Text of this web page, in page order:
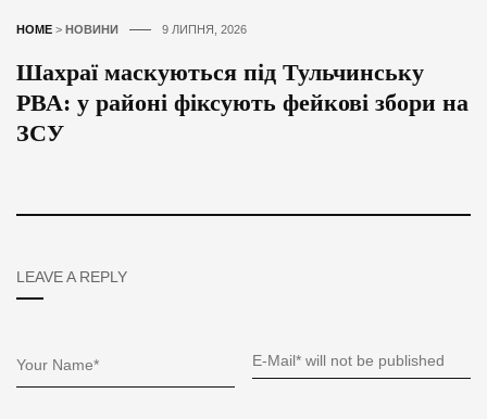
HOME > НОВИНИ 9 ЛИПНЯ, 2026
Шахраї маскуються під Тульчинську
РВА: у районі фіксують фейкові збори на
ЗСУ
LEAVE A REPLY